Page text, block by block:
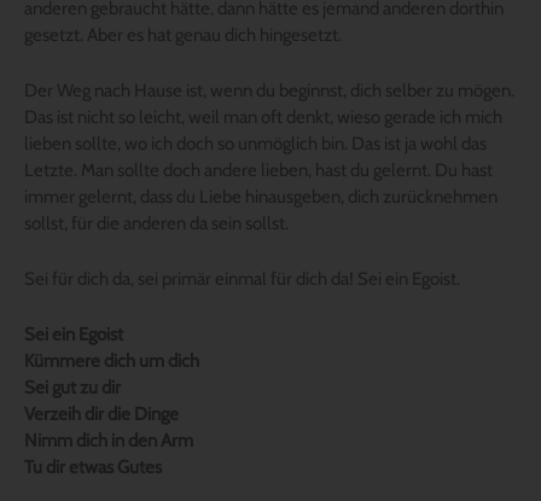
anderen gebraucht hätte, dann hätte es jemand anderen dorthin
gesetzt. Aber es hat genau dich hingesetzt.
Der Weg nach Hause ist, wenn du beginnst, dich selber zu mögen.
Das ist nicht so leicht, weil man oft denkt, wieso gerade ich mich
lieben sollte, wo ich doch so unmöglich bin. Das ist ja wohl das
Letzte. Man sollte doch andere lieben, hast du gelernt. Du hast
immer gelernt, dass du Liebe hinausgeben, dich zurücknehmen
sollst, für die anderen da sein sollst.
Sei für dich da, sei primär einmal für dich da! Sei ein Egoist.
Sei ein Egoist
Kümmere dich um dich
Sei gut zu dir
Verzeih dir die Dinge
Nimm dich in den Arm
Tu dir etwas Gutes